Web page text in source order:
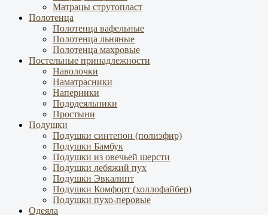
Матрацы струтопласт
Полотенца
Полотенца вафельные
Полотенца льняные
Полотенца махровые
Постельные принадлежности
Наволочки
Наматрасники
Наперники
Пододеяльники
Простыни
Подушки
Подушки синтепон (полиэфир)
Подушки Бамбук
Подушки из овечьей шерсти
Подушки лебяжий пух
Подушки Эвкалипт
Подушки Комфорт (холлофайбер)
Подушки пухо-перовые
Одеяла